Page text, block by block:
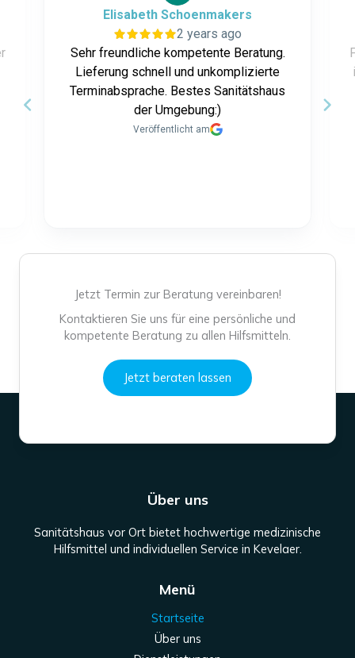
Elisabeth Schoenmakers
2 years ago
Sehr freundliche kompetente Beratung.
Lieferung schnell und unkomplizierte
Terminabsprache. Bestes Sanitätshaus
der Umgebung:)
Veröffentlicht am
Google review widgetby trustmary
Jetzt Termin zur Beratung vereinbaren!
Kontaktieren Sie uns für eine persönliche und
kompetente Beratung zu allen Hilfsmitteln.
Jetzt beraten lassen
Über uns
Sanitätshaus vor Ort bietet hochwertige medizinische
Hilfsmittel und individuellen Service in Kevelaer.
Menü
Startseite
Über uns